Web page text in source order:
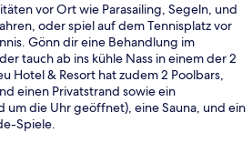
vor Ort wie Parasailing, Segeln, und
oder spiel auf dem Tennisplatz vor
Gönn dir eine Behandlung im
tauch ab ins kühle Nass in einem der 2
Hotel & Resort hat zudem 2 Poolbars,
einen Privatstrand sowie ein
um die Uhr geöffnet), eine Sauna, und ein
Spiele.